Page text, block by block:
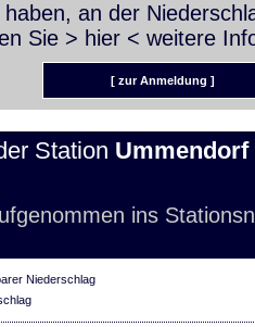
an der
Sie > hier < weitere
[ zur Anmeldung ]
Station Ummendorf
ins
Niederschlag